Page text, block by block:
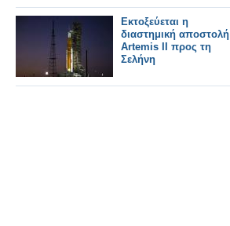
Εκτοξεύεται η
διαστημική αποστολή
Artemis II προς τη
Σελήνη